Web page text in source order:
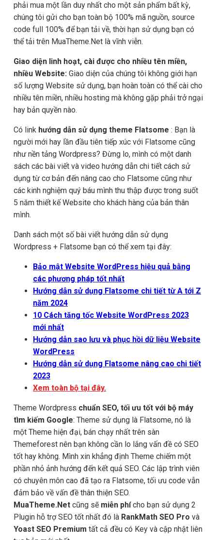
phải mua một lần duy nhất cho một sản phẩm bất kỳ,
chúng tôi gửi cho bạn toàn bộ 100% mã nguồn, source
code full 100% để bạn tải về, thời hạn sử dụng bạn có
thể tải trên MuaTheme.Net là vĩnh viễn.
Giao diện linh hoạt, cài được cho nhiều tên miền,
nhiều Website: Giao diện của chúng tôi không giới hạn
số lượng Website sử dụng, bạn hoàn toàn có thể cài cho
nhiều tên miền, nhiều hosting mà không gặp phải trở ngại
hay bản quyền nào.
Có link hướng dẫn sử dụng theme Flatsome : Bạn là
người mới hay lần đầu tiên tiếp xúc với Flatsome cũng
như nền tảng Wordpress? Đừng lo, mình có một danh
sách các bài viết và video hướng dẫn chi tiết cách sử
dụng từ cơ bản đến nâng cao cho Flatsome cũng như
các kinh nghiệm quý báu mình thu thập được trong suốt
5 năm thiết kế Website cho khách hàng của bản thân
mình.
Danh sách một số bài viết hướng dẫn sử dụng
Wordpress + Flatsome bạn có thể xem tại đây:
Bảo mật Website WordPress hiệu quả bằng
các phương pháp tốt nhất
Hướng dẫn sử dụng Flatsome chi tiết từ A tới Z
năm 2024
10 Cách tăng tốc Website WordPress 2023
mới nhất
Hướng dẫn sao lưu và phục hồi dữ liệu Website
WordPress
Hướng dẫn sử dụng Flatsome nâng cao chi tiết
2023
Xem toàn bộ tại đây.
Theme Wordpress chuẩn SEO, tối ưu tốt với bộ máy
tìm kiếm Google: Theme sử dụng là Flatsome, nó là
một Theme hiện đại, bán chạy nhất trên sàn
Themeforest nên bạn không cần lo lắng vấn đề có SEO
tốt hay không. Mình xin khẳng định Theme chiếm một
phần nhỏ ảnh hướng đến kết quả SEO. Các lập trình viên
có chuyên môn cao đã tạo ra Flatsome, tối ưu code vẫn
đảm bảo về vấn đề thân thiện SEO.
MuaTheme.Net cũng sẽ miễn phícho bạn sử dụng 2
Plugin hỗ trợ SEO tốt nhất đó là RankMath SEO Pro và
Yoast SEO Premium tất cả đều có Key và cập nhật liên